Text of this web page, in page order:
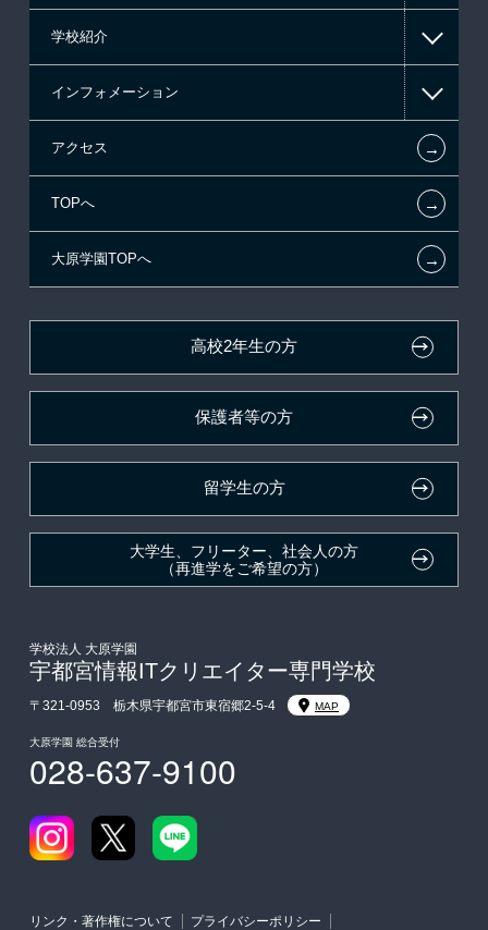
日本学生支援機構の奨学金
国の教育ローン
提携教育ローン
新聞奨学生
試験による特待生制度
一般入学
AO入学
指定校推薦入学
指定校自己推薦入学
特別推薦入学
生徒会活動推薦入学
在校生・卒業生紹介推薦入学
大学生・短期大学生特別入学
学費
入学前のお勧め学習システム
大学・短期大学・公務員併願制度
学校紹介
在校生からあなたへ
施設・研修所
学生寮・マンションのご案内
大原の資格サポート制度
インフォメーション
お知らせ・新着情報
在校生へのお知らせ
各種証明書の発行ご希望の方
採用ご担当の方
アクセス ←
TOPへ ←
大原学園TOPへ ←
高校2年生の方
保護者等の方
留学生の方
大学生、フリーター、社会人の方
（再進学をご希望の方）
学校法人 大原学園
宇都宮情報ITクリエイター専門学校
〒321-0953 栃木県宇都宮市東宿郷2-5-4 MAP
大原学園 総合受付
028-637-9100
リンク・著作権について プライバシーポリシー